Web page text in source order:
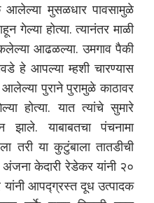
मुसळधार पावसामुळे
गेल्या होत्या. त्यानंतर माळी
आढळल्या. उमगाव पैकी
हे आपल्या म्हशी चारण्यास
पुराने पुरामुळे काठावर
होत्या. यात त्यांचे सुमारे
याबाबतचा पंचनामा
तरी या कुटुंबाला तातडीची
केदारी रेडेकर यांनी २०
यांनी आपद्ग्रस्त दूध उत्पादक